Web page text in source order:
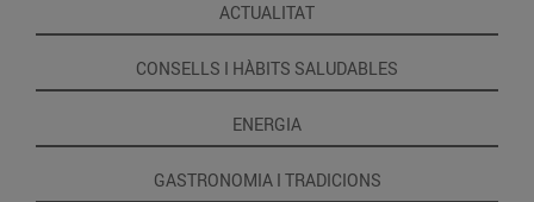
ACTUALITAT
CONSELLS I HÀBITS SALUDABLES
ENERGIA
GASTRONOMIA I TRADICIONS